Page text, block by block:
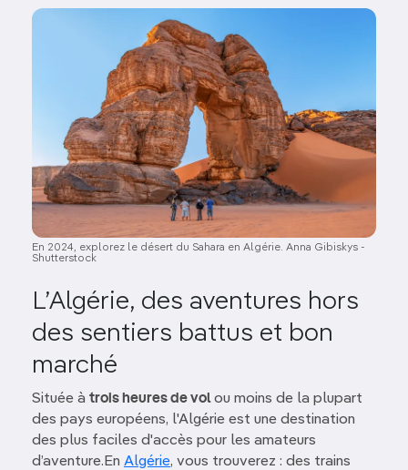
Image
En 2024, explorez le désert du Sahara en Algérie. Anna Gibiskys -
Shutterstock
L’Algérie, des aventures hors
des sentiers battus et bon
marché
Située à trois heures de volou moins de la plupart
des pays européens, l'Algérie est une destination
des plus faciles d'accès pour les amateurs
d’aventure.En Algérie, vous trouverez : des trains